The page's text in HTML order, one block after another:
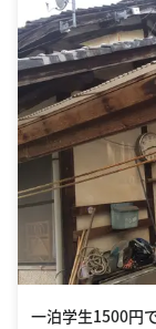
一泊学生1500円